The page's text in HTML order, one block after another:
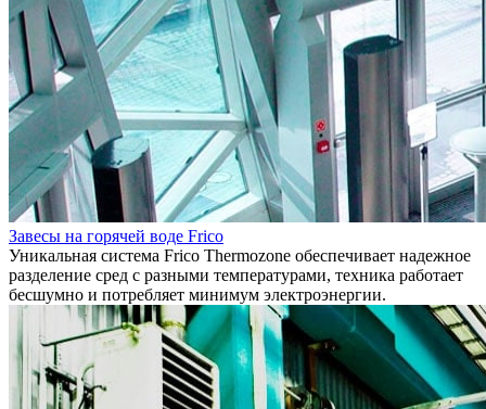
Завесы на горячей воде Frico
Уникальная система Frico Thermozone обеспечивает надежное
разделение сред с разными температурами, техника работает
бесшумно и потребляет минимум электроэнергии.